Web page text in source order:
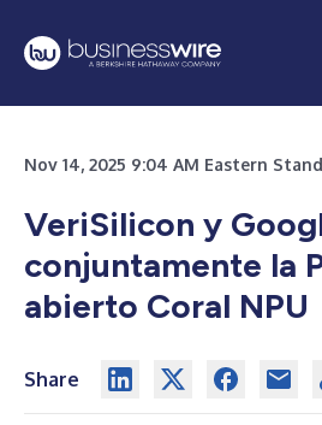
Nov 14, 2025 9:04 AM Eastern
VeriSilicon y
conjuntamente la
abierto Coral NPU
Share